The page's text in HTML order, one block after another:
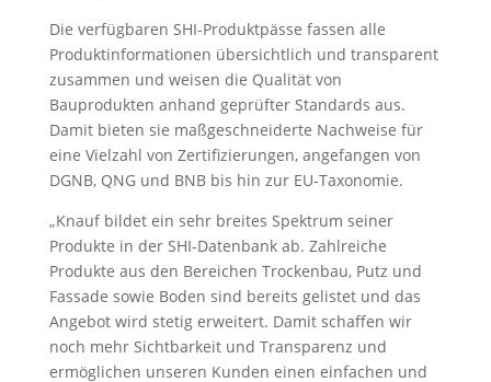
Die verfügbaren SHI-Produktpässe fassen alle
Produktinformationen übersichtlich und transparent
zusammen und weisen die Qualität von
Bauprodukten anhand geprüfter Standards aus.
Damit bieten sie maßgeschneiderte Nachweise für
eine Vielzahl von Zertifizierungen, angefangen von
DGNB, QNG und BNB bis hin zur EU-Taxonomie.
„Knauf bildet ein sehr breites Spektrum seiner
Produkte in der SHI-Datenbank ab. Zahlreiche
Produkte aus den Bereichen Trockenbau, Putz und
Fassade sowie Boden sind bereits gelistet und das
Angebot wird stetig erweitert. Damit schaffen wir
noch mehr Sichtbarkeit und Transparenz und
ermöglichen unseren Kunden einen einfachen und